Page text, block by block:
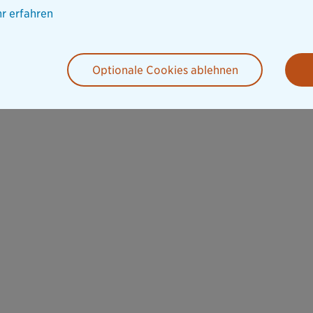
erfahren
Optionale Cookies ablehnen